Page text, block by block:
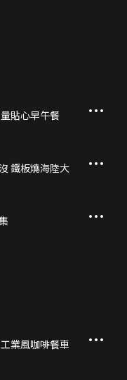
桃園餐車基地 限量貼心早午餐